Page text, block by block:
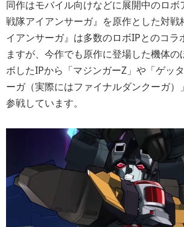
同作はモバイル向けなどに展開中のロボ
戦隊アイアンサーガ』を原作とした対戦
イアンサーガ』は多数のロボIPとのコラ
ますが、今作でも原作に登場した機体の
ボしたIPから「マジンガーZ」や「ゲッ
ーガ（実際にはファイナルダンクーガ）
参戦しています。